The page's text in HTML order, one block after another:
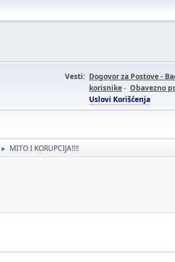
Vesti: Dogovor za Postove -
korisnike- Obavezno
Uslovi Korišćenja
► MITO I KORUPCIJA!!!!